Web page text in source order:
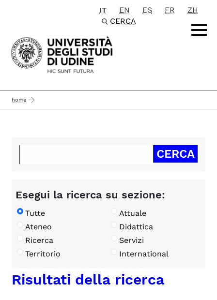
Passa al contenuto principale
IT EN ES FR
ZH
CERCA
home
Esegui la ricerca su sezione:
Tutte
Attuale
Ateneo
Didattica
Ricerca
Servizi
Territorio
International
Risultati della ricerca